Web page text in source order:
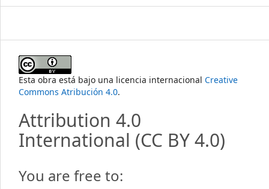
Esta obra está bajo una licencia internacional Creative
Commons Atribución 4.0.
Attribution 4.0
International (CC BY 4.0)
You are free to: